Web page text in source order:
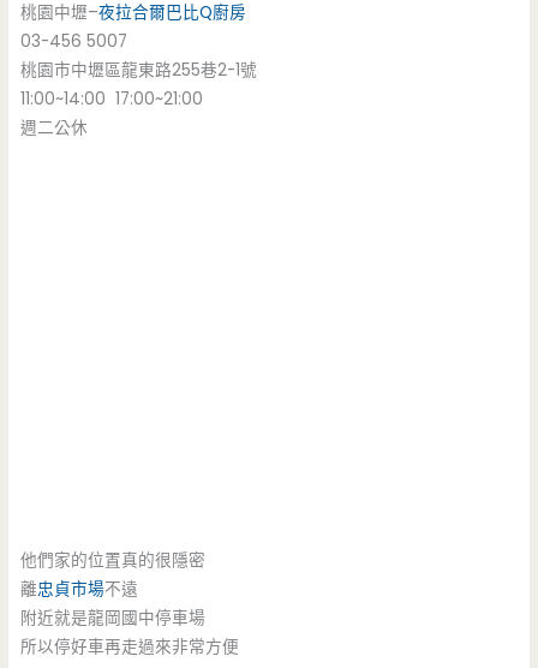
桃園中壢–夜拉合爾巴比Q廚房
03-456 5007
桃園市中壢區龍東路255巷2-1號
11:00~14:00 17:00~21:00
週二公休
他們家的位置真的很隱密
離忠貞市場不遠
附近就是龍岡國中停車場
所以停好車再走過來非常方便